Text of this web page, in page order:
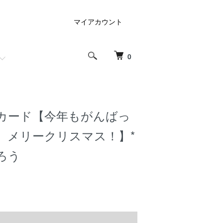
0
マイアカウント
ード【今年もがんばっ
メリークリスマス！】*
う